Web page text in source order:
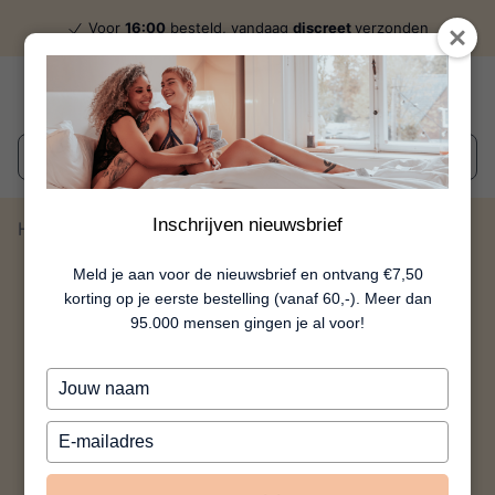
Inschrijven nieuwsbrief
Meld je aan voor de nieuwsbrief en ontvang €7,50
korting op je eerste bestelling (vanaf 60,-). Meer dan
95.000 mensen gingen je al voor!
Typ
je
naam
Typ
je
e-
Voor 16:00 besteld, vandaag discreetverzonden
Wat zoek je?
Home Lise - Roze